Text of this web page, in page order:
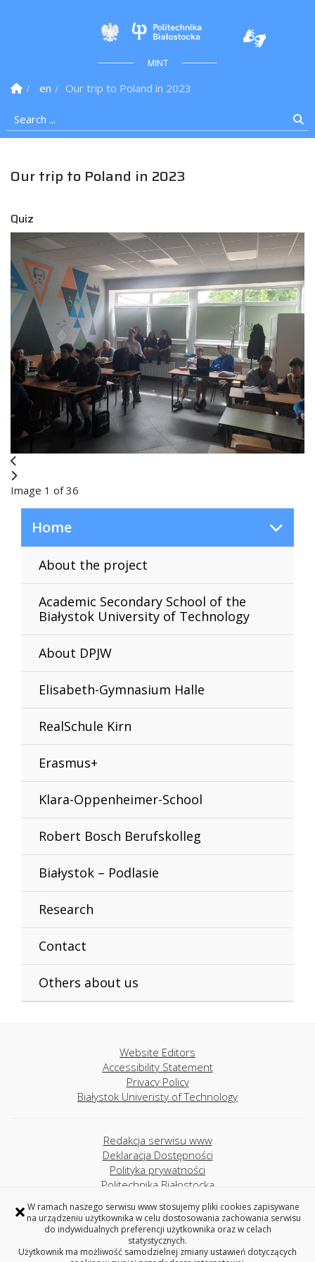
× W ramach naszego serwisu www stosujemy pliki cookies zapisywane
na urządzeniu użytkownika w celu dostosowania zachowania serwisu
do indywidualnych preferencji użytkownika oraz w celach
statystycznych.
Użytkownik ma możliwość samodzielnej zmiany ustawień dotyczących
Politechnika
MINT
Homepage
en
Our trip to Poland in 2023
Search ...
Our trip to Poland in 2023
Quiz
Image 1 of 36
Home
About the project
Academic Secondary School of the
Białystok University of Technology
About DPJW
Elisabeth-Gymnasium Halle
RealSchule Kirn
Erasmus+
Klara-Oppenheimer-School
Robert Bosch Berufskolleg
Białystok – Podlasie
Research
Contact
Others about us
Website Editors
Accessibility Statement
Privacy Policy
Białystok Univeristy of Technology
Redakcja serwisu www
Deklaracja Dostępności
Polityka prywatności
Politechnika Białostocka
Project MINT
Akademickie Liceum Ogólnokształcące
Politechniki Białostockiej